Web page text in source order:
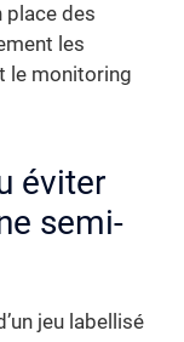
place des
les
le monitoring
éviter
semi-
jeu labellisé